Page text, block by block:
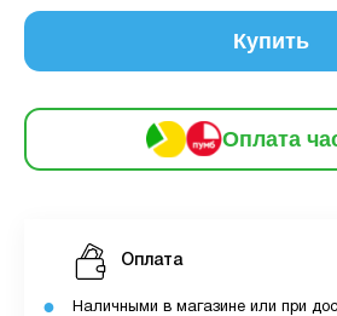
Купить
Оплата
нашому магазині.
частинами
платежів:
3
6
місяць:
298 грн
За допомогою ПУМБ ви маєте
придбати товар в розстрочку.
Оплата
Наличными в магазине или при